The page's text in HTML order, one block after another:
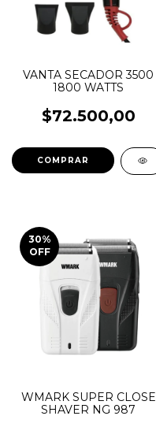
VANTA SECADOR 3500
1800 WATTS
$72.500,00
30%
OFF
WMARK SUPER CLOSE
SHAVER NG 987